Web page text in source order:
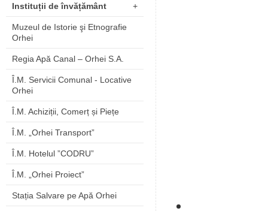
Instituții de învățământ +
Muzeul de Istorie şi Etnografie
Orhei
Regia Apă Canal – Orhei S.A.
Î.M. Servicii Comunal - Locative
Orhei
Î.M. Achiziții, Comerț și Piețe
Î.M. „Orhei Transport”
Î.M. Hotelul ”CODRU”
Î.M. „Orhei Proiect”
Stația Salvare pe Apă Orhei